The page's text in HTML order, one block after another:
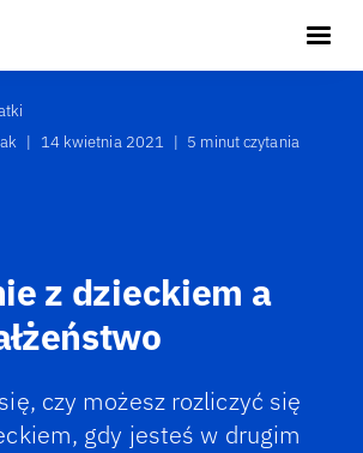
| 14 kwietnia 2021 | 5 minut czytania
z dzieckiem a
czy możesz rozliczyć się
gdy jesteś w drugim